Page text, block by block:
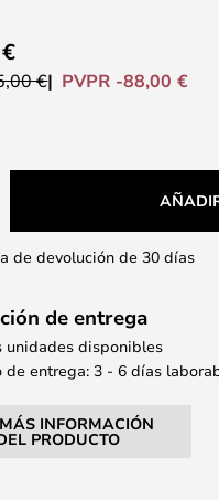
€ PVPR -88,00 €
de devolución de 30 días
de entrega
unidades disponibles
de entrega: 3 - 6 días
INFORMACIÓN
PRODUCTO